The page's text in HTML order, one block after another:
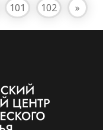
101 102 »